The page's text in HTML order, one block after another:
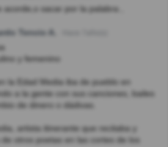
acorde,o sacar por la palabra ,
Tencio A.
y femenino
la Edad Media iba de pueblo en
a la gente con sus canciones, bailes
de dinero o dádivas.
artista itinerante que recitaba y
de otros poetas en las cortes de los